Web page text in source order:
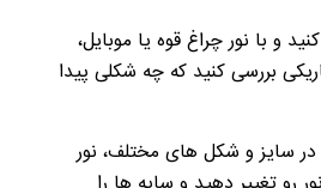
و با نور چراغ قوه یا موبایل،
بررسی کنید که چه شکلی پیدا
سایز و شکل های مختلف، نور